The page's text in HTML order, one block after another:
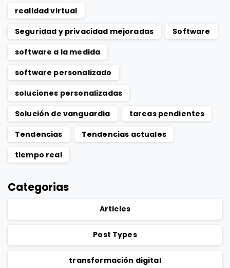
realidad virtual
Seguridad y privacidad mejoradas
Software
software a la medida
software personalizado
soluciones personalizadas
Solución de vanguardia
tareas pendientes
Tendencias
Tendencias actuales
tiempo real
Categorias
Articles
Post Types
transformación digital